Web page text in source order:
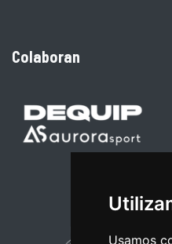
Usamos
Colaboran